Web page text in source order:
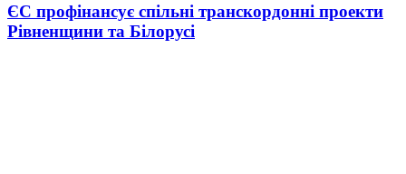
ЄС профінансує спільні транскордонні проекти
Рівненщини та Білорусі